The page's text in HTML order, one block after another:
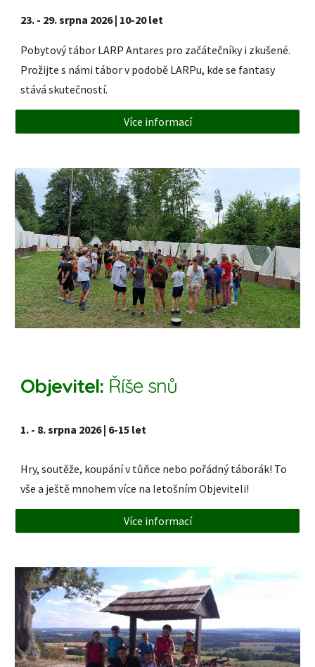
23. - 29. srpna 2026| 10-20let
Pobytový tábor LARP Antares pro začátečníky i zkušené.
Prožijte s námi tábor v podobě LARPu, kde se fantasy
stává skutečností.
Více informací
Objevitel: Říše snů
1. - 8. srpna 2026 | 6-15 let
Hry, soutěže, koupání v tůňce nebo pořádný táborák! To
vše a ještě mnohem více na letošním Objeviteli!
Více informací